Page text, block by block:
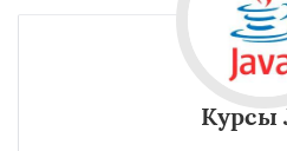
Курсы